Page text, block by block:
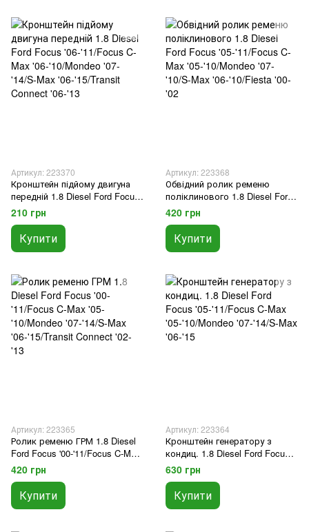
Артикул: 223370
Кронштейн підйому двигуна
передній 1.8 Diesel Ford Focus
'06-'11/Focus C-Max '06-
'10/Mondeo '07-'14/S-Max '06-
'15/Transit Connect '06-'13
210 грн
Купити
Артикул: 223368
Обвідний ролик ременю
поліклинового 1.8 Diesel Ford
Focus '05-'11/Focus C-Max '05-
'10/Mondeo '07-'10/S-Max '06-
'10/Fiesta '00-'02
420 грн
Купити
Артикул: 223365
Ролик ременю ГРМ 1.8 Diesel
Ford Focus '00-'11/Focus C-Max
'05-'10/Mondeo '07-'14/S-Max '06-
'15/Transit Connect '02-'13
420 грн
Купити
Артикул: 223364
Кронштейн генератору з
кондиц. 1.8 Diesel Ford Focus
'05-'11/Focus C-Max '05-
'10/Mondeo '07-'14/S-Max '06-'15
630 грн
Купити